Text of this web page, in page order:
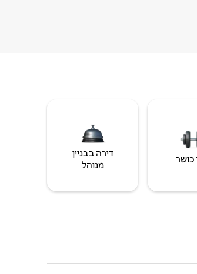
כושר
דירה בבניין
מנוהל